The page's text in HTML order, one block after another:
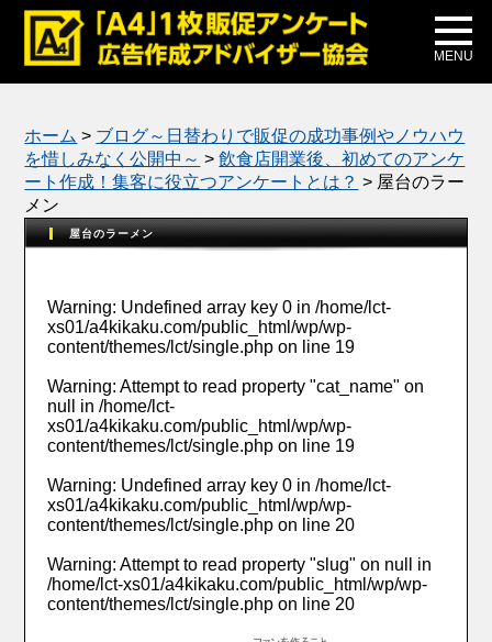
MENU
メディア掲載
公式ブログ
ホーム > ブログ～日替わりで販促の成功事例やノウハウ
を惜しみなく公開中～ >飲食店開業後、初めてのアンケ
ート作成！集客に役立つアンケートとは？ > 屋台のラー
メン
屋台のラーメン
Warning: Undefined array key 0 in/home/lct-
xs01/a4kikaku.com/public_html/wp/wp-
content/themes/lct/single.php on line 19
Warning: Attempt to read property "cat_name" on
null in/home/lct-
xs01/a4kikaku.com/public_html/wp/wp-
content/themes/lct/single.php on line 19
Warning: Undefined array key 0 in/home/lct-
xs01/a4kikaku.com/public_html/wp/wp-
content/themes/lct/single.php on line 20
Warning: Attempt to read property "slug" on null in
/home/lct-xs01/a4kikaku.com/public_html/wp/wp-
content/themes/lct/single.php on line 20